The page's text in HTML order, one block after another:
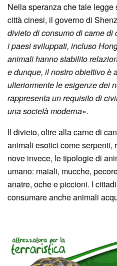
Nella speranza che tale
città cinesi, il governo di
divieto di consumo di carne di
i paesi sviluppati, incluso
animali hanno stabilito
e dunque, il nostro obiettivo è
ulteriormente le esigenze dei
rappresenta un requisito di
una società moderna».
Il divieto, oltre alla carne di
animali esotici come serpenti,
nove invece, le tipologie di
umano: maiali, mucche,
anatre, oche e piccioni. I
consumare anche animali